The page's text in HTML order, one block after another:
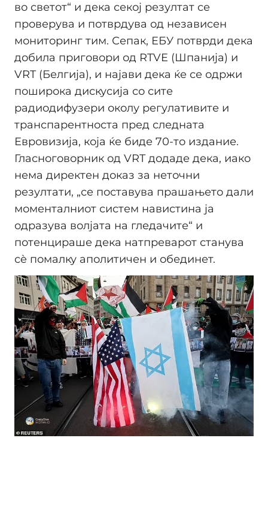
во светот“ и дека секој резултат се
проверува и потврдува од независен
мониторинг тим. Сепак, ЕБУ потврди дека
добила приговори од RTVE (Шпанија) и
VRT (Белгија), и најави дека ќе се одржи
поширока дискусија со сите
радиодифузери околу регулативите и
транспарентноста пред следната
Евровизија, која ќе биде 70-то издание.
Гласноговорник од VRT додаде дека, иако
нема директен доказ за неточни
резултати, „се поставува прашањето дали
моменталниот систем навистина ја
одразува волјата на гледачите“ и
потенцираше дека натпреварот станува
сè помалку аполитичен и обединет.